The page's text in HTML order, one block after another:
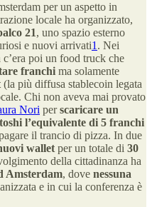
per un aspetto in
locale ha organizzato,
21, uno spazio esterno
e nuovi arrivati1. Nei
c’era poi un food truck che
franchi ma solamente
(la più diffusa stablecoin legata
Chi non aveva mai provato
Nori perscaricare un
l’equivalente di 5 franchi
il trancio di pizza. In due
walletper un totale di 30
della cittadinanza ha
Amsterdam, dove nessuna
e in cui la conferenza è